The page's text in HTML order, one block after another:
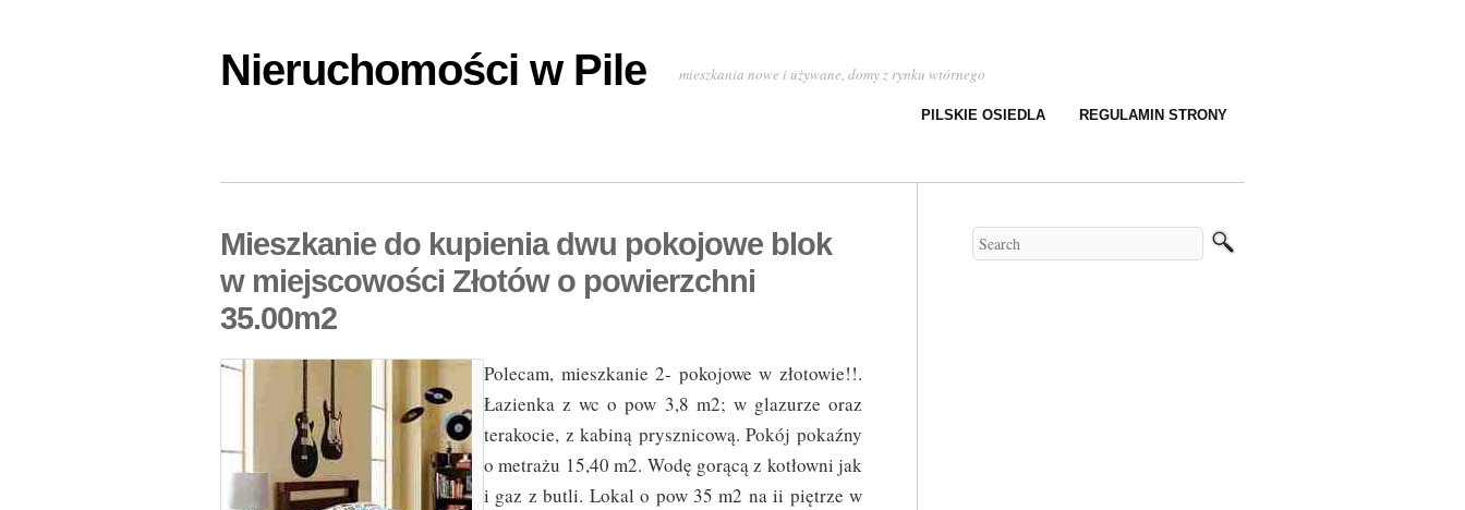
Nieruchomości w Pile mieszkania nowe i używane, domy z rynku wtórnego
PILSKIE OSIEDLA REGULAMIN STRONY
Mieszkanie do kupienia dwu pokojowe blok
w miejscowości Złotów o powierzchni
35.00m2
Polecam, mieszkanie 2- pokojowe w złotowie!!.
Łazienka z wc o pow 3,8 m2; w glazurze oraz
terakocie, z kabiną prysznicową. Pokój pokaźny
o metrażu 15,40 m2. Wodę gorącą z kotłowni jak
i gaz z butli. Lokal o pow 35 m2 na ii piętrze w